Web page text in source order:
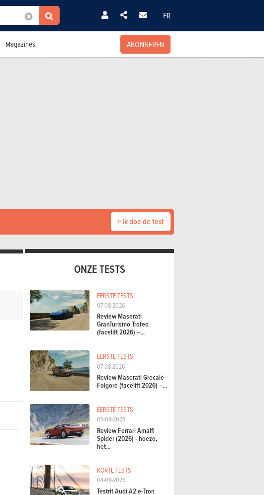
FR
Magazines ABONNEREN
> Ik doe de test
ONZE TESTS
EERSTE TESTS
07-08-2026
Review Maserati
GranTurismo Trofeo
(facelift 2026) –...
EERSTE TESTS
07-08-2026
Review Maserati Grecale
Folgore (facelift 2026) –...
EERSTE TESTS
05-08-2026
Review Ferrari Amalfi
Spider (2026) - hoezo,
het...
KORTE TESTS
04-08-2026
Testrit Audi A2 e-Tron